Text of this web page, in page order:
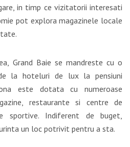
in timp ce vizitatorii interesati
pot explora magazinele locale
Grand Baie se mandreste cu o
la hoteluri de lux la pensiuni
este dotata cu numeroase
restaurante si centre de
sportive. Indiferent de buget,
un loc potrivit pentru a sta.